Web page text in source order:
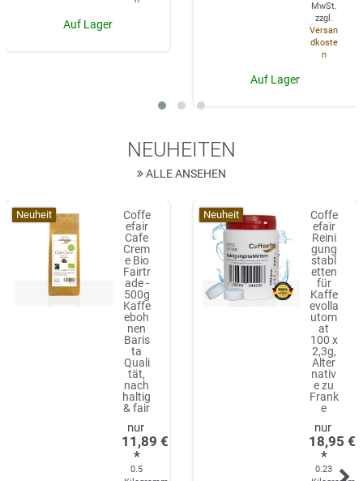
Auf Lager
MwSt.
zzgl.
Versan
dkoste
n
Auf Lager
NEUHEITEN
ALLE ANSEHEN
Neuheit
Coffe
efair
Cafe
Crem
e Bio
Fairtr
ade -
500g
Kaffe
eboh
nen
Baris
ta
Quali
tät,
nach
haltig
& fair
11,89 €
*
0.5
Neuheit
Coffe
efair
Reini
gung
stabl
etten
für
Kaffe
evolla
utom
at
100 x
2,3g,
Alter
nativ
e zu
Frank
e
18,95 €
*
0.23